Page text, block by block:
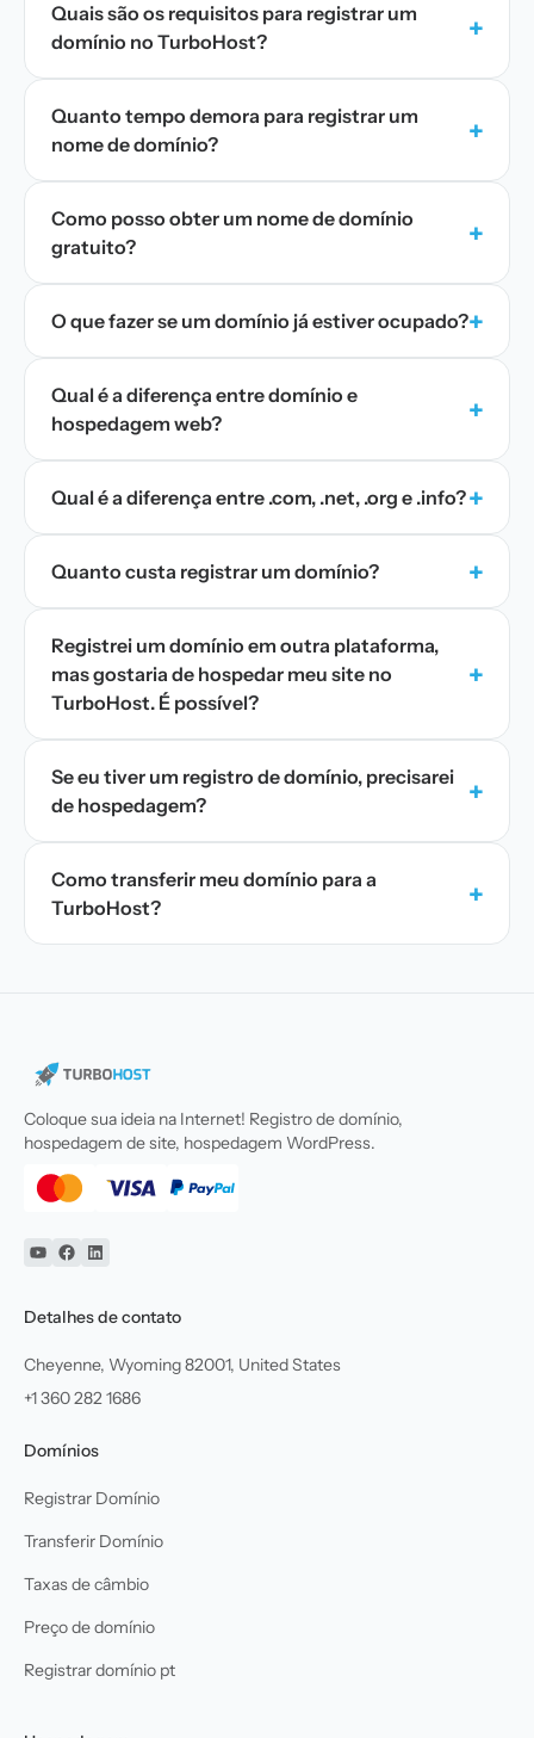
Quais são os requisitos para registrar um
domínio no TurboHost?
+
Quanto tempo demora para registrar um
nome de domínio?
+
Como posso obter um nome de domínio
gratuito?
+
O que fazer se um domínio já estiver ocupado?+
Qual é a diferença entre domínio e
hospedagem web?
+
Qual é a diferença entre .com, .net, .org e .info?+
Quanto custa registrar um domínio? +
Registrei um domínio em outra plataforma,
mas gostaria de hospedar meu site no
TurboHost. É possível?
+
Se eu tiver um registro de domínio, precisarei
de hospedagem?
+
Como transferir meu domínio para a
TurboHost?
+
Coloque sua ideia na Internet! Registro de domínio,
hospedagem de site, hospedagem WordPress.
YouTube
Facebook
Linkedin
Detalhes de contato
Cheyenne, Wyoming 82001, United States
+1 360 282 1686
Domínios
Registrar Domínio
Transferir Domínio
Taxas de câmbio
Preço de domínio
Registrar domínio pt